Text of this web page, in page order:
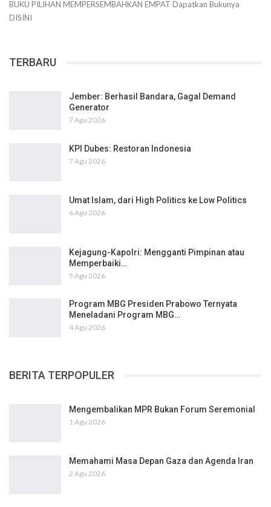
BUKU PILIHAN MEMPERSEMBAHKAN EMPAT Dapatkan Bukunya
DISINI
TERBARU
Jember: Berhasil Bandara, Gagal Demand
Generator
7 Agu 2026
KPI Dubes: Restoran Indonesia
7 Agu 2026
Umat Islam, dari High Politics ke Low Politics
6 Agu 2026
Kejagung-Kapolri: Mengganti Pimpinan atau
Memperbaiki…
5 Agu 2026
Program MBG Presiden Prabowo Ternyata
Meneladani Program MBG…
4 Agu 2026
BERITA TERPOPULER
Mengembalikan MPR Bukan Forum Seremonial
1 Agu 2026
Memahami Masa Depan Gaza dan Agenda Iran
2 Agu 2026